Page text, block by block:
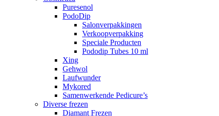
Puresenol
PodoDip
Salonverpakkingen
Verkoopverpakking
Speciale Producten
Pododip Tubes 10 ml
Xing
Gehwol
Laufwunder
Mykored
Samenwerkende Pedicure’s
Diverse frezen
Diamant Frezen